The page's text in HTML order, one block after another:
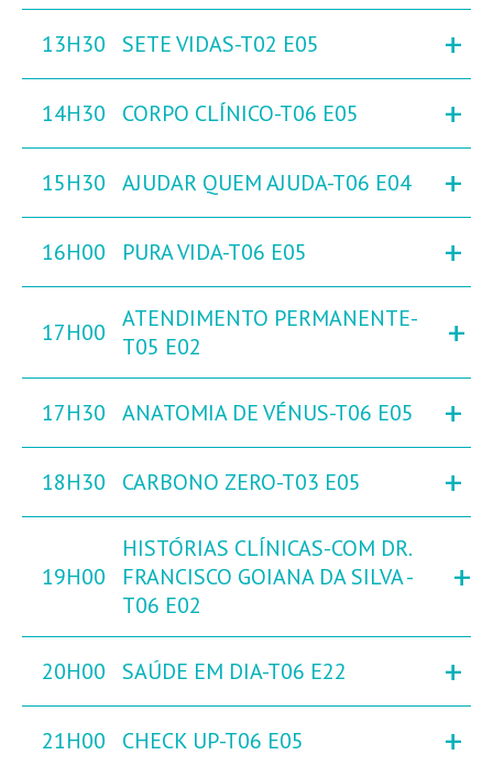
13H30 SETE VIDAS-T02 E05 +
14H30 CORPO CLÍNICO-T06 E05 +
15H30 AJUDAR QUEM AJUDA-T06 E04 +
16H00 PURA VIDA-T06 E05 +
17H00
ATENDIMENTO PERMANENTE-
T05 E02
+
17H30 ANATOMIA DE VÉNUS-T06 E05 +
18H30 CARBONO ZERO-T03 E05 +
19H00
HISTÓRIAS CLÍNICAS-COM DR.
FRANCISCO GOIANA DA SILVA -
T06 E02
+
20H00 SAÚDE EM DIA-T06 E22 +
21H00 CHECK UP-T06 E05 +